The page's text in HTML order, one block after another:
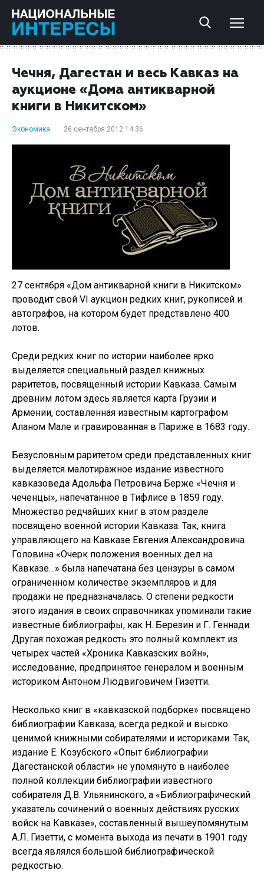
Чечня, Дагестан и весь Кавказ на
аукционе «Дома антикварной
книги в Никитском»
Экономика 26 сентября 2012 14:36
27 сентября «Дом антикварной книги в Никитском»
проводит свой VI аукцион редких книг, рукописей и
автографов, на котором будет представлено 400
лотов.
Среди редких книг по истории наиболее ярко
выделяется специальный раздел книжных
раритетов, посвященный истории Кавказа. Самым
древним лотом здесь является карта Грузии и
Армении, составленная известным картографом
Аланом Мале и гравированная в Париже в 1683 году.
Безусловным раритетом среди представленных книг
выделяется малотиражное издание известного
кавказоведа Адольфа Петровича Берже «Чечня и
чеченцы», напечатанное в Тифлисе в 1859 году.
Множество редчайших книг в этом разделе
посвящено военной истории Кавказа. Так, книга
управляющего на Кавказе Евгения Александровича
Головина «Очерк положения военных дел на
Кавказе…» была напечатана без цензуры в самом
ограниченном количестве экземпляров и для
продажи не предназначалась. О степени редкости
этого издания в своих справочниках упоминали такие
известные библиографы, как Н. Березин и Г. Геннади.
Другая похожая редкость это полный комплект из
четырех частей «Хроника Кавказских войн»,
исследование, предпринятое генералом и военным
историком Антоном Людвиговичем Гизетти.
Несколько книг в «кавказской подборке» посвящено
библиографии Кавказа, всегда редкой и высоко
ценимой книжными собирателями и историками. Так,
издание Е. Козубского «Опыт библиографии
Дагестанской области» не упомянуто в наиболее
полной коллекции библиографии известного
собирателя Д.В. Ульянинского, а «Библиографический
указатель сочинений о военных действиях русских
войск на Кавказе», составленный вышеупомянутым
А.Л. Гизетти, с момента выхода из печати в 1901 году
всегда являлся большой библиографической
редкостью.